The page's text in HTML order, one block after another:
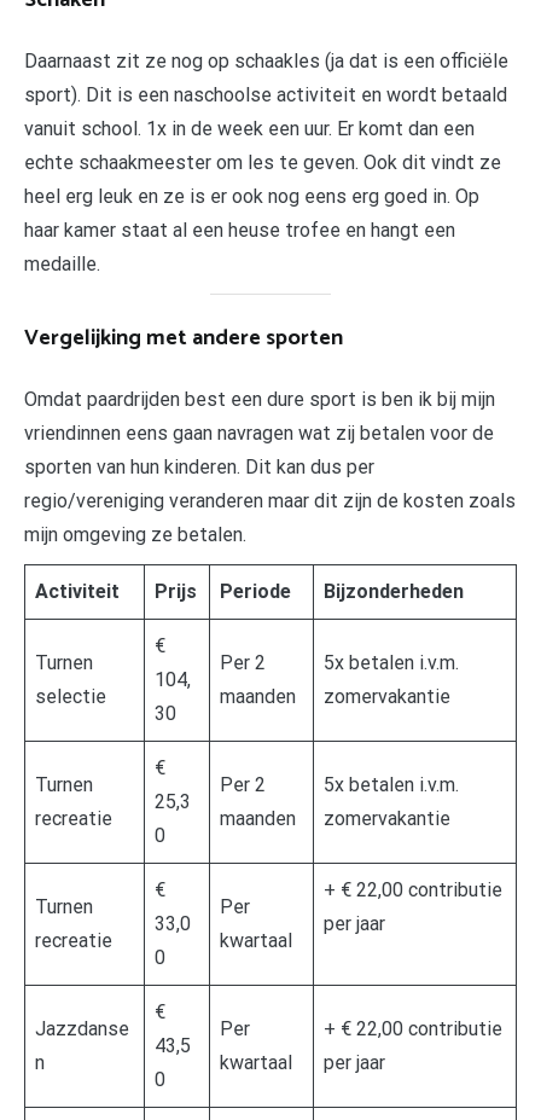
Daarnaast zit ze nog op schaakles (ja dat is een officiële
sport). Dit is een naschoolse activiteit en wordt betaald
vanuit school. 1x in de week een uur. Er komt dan een
echte schaakmeester om les te geven. Ook dit vindt ze
heel erg leuk en ze is er ook nog eens erg goed in. Op
haar kamer staat al een heuse trofee en hangt een
medaille.
Vergelijking met andere sporten
Omdat paardrijden best een dure sport is ben ik bij mijn
vriendinnen eens gaan navragen wat zij betalen voor de
sporten van hun kinderen. Dit kan dus per
regio/vereniging veranderen maar dit zijn de kosten zoals
mijn omgeving ze betalen.
Activiteit Prijs Periode Bijzonderheden
Turnen
selectie
€
104,
30
Per 2
maanden
5x betalen i.v.m.
zomervakantie
Turnen
recreatie
€
25,3
0
Per 2
maanden
5x betalen i.v.m.
zomervakantie
Turnen
recreatie
€
33,0
0
Per
kwartaal
+ € 22,00 contributie
per jaar
Jazzdanse
n
€
43,5
0
Per
kwartaal
+ € 22,00 contributie
per jaar